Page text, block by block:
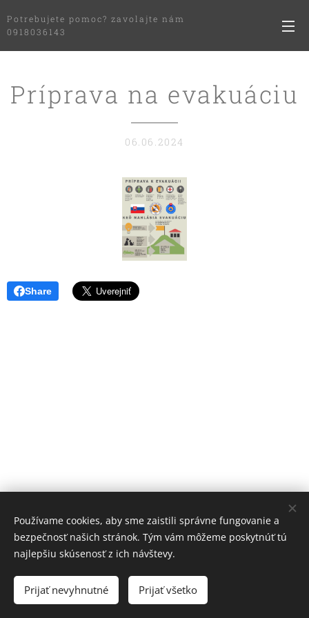
Potrebujete pomoc? zavolajte nám
0918036143
Príprava na evakuáciu
06.06.2024
Share
Cookies
Používame cookies, aby sme zaistili správne fungovanie a
bezpečnosť našich stránok. Tým vám môžeme poskytnúť tú
najlepšiu skúsenosť z ich návštevy.
Prijať nevyhnutné Prijať všetko